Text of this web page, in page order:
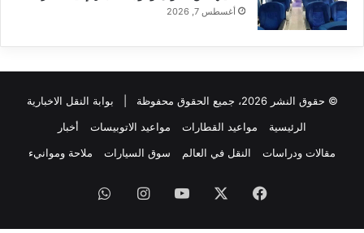
أغسطس 7, 2026
© حقوق النشر 2026، جميع الحقوق محفوظة |
بوابة النقل الاخبارية
الرئيسية
مواعيد القطارات مواعيد الاتوبيسات
أخبار
مقالات ودراسات
النقل في العالم سوق السيارات ملاحة وموانيء
فيسبوك ‫YouTubeانستقرام